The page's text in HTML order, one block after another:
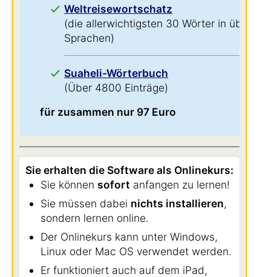
Weltreisewortschatz
(die allerwichtigsten 30 Wörter in über 60
Sprachen)
Suaheli-Wörterbuch
(Über 4800 Einträge)
für zusammen nur 97 Euro
Sie erhalten die Software als Onlinekurs:
Sie können sofort anfangen zu lernen!
Sie müssen dabei nichts installieren,
sondern lernen online.
Der Onlinekurs kann unter Windows,
Linux oder Mac OS verwendet werden.
Er funktioniert auch auf dem iPad,